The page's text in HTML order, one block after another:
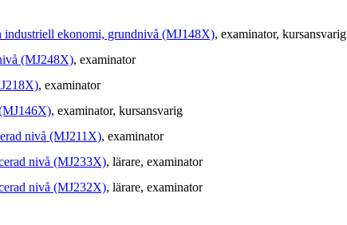
industriell ekonomi, grundnivå (MJ148X), examinator, kursansvarig
(MJ248X), examinator
, examinator
, examinator, kursansvarig
nivå (MJ211X), examinator
nivå (MJ233X), lärare, examinator
nivå (MJ232X), lärare, examinator